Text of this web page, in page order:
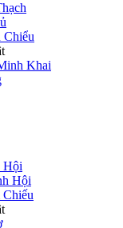
Khai
Hội
Hội